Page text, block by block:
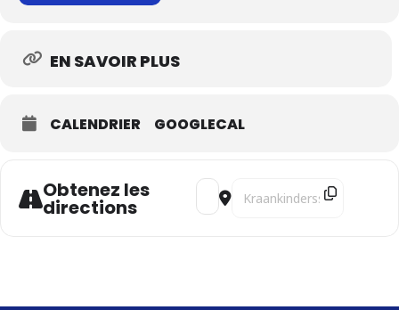
EN SAVOIR PLUS
CALENDRIER GOOGLECAL
Obtenez les
directions
Address - Estuaire | COMPLET !
Destination Address -